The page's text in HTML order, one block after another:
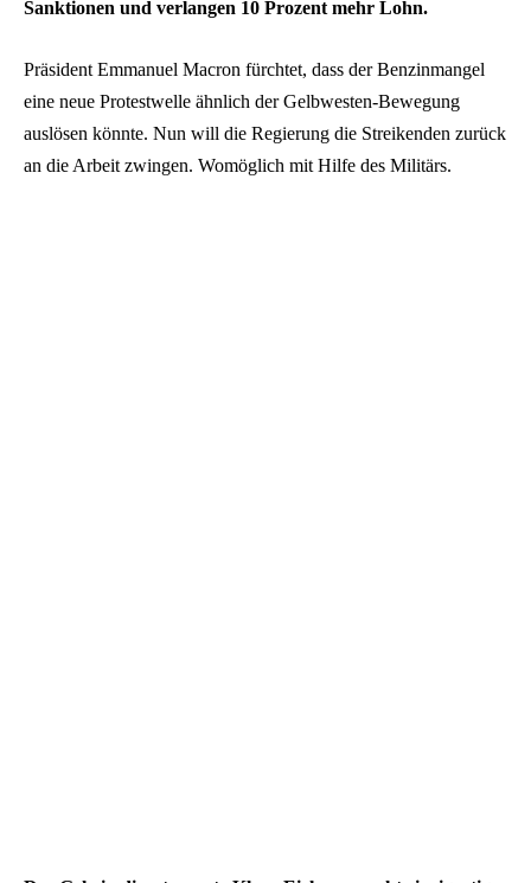
Sanktionen und verlangen 10 Prozent mehr Lohn.
Präsident Emmanuel Macron fürchtet, dass der Benzinmangel
eine neue Protestwelle ähnlich der Gelbwesten-Bewegung
auslösen könnte. Nun will die Regierung die Streikenden zurück
an die Arbeit zwingen. Womöglich mit Hilfe des Militärs.